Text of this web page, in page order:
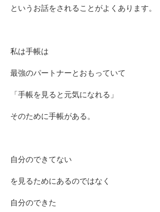
というお話をされることがよくあります。
私は手帳は
最強のパートナーとおもっていて
「手帳を見ると元気になれる」
そのために手帳がある。
自分のできてない
を見るためにあるのではなく
自分のできた